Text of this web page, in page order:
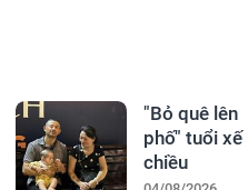
"Bỏ quê lên
phố" tuổi xế
chiều